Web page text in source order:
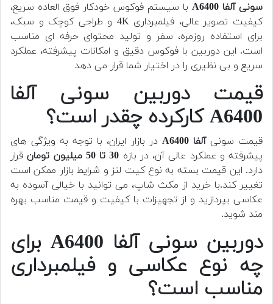
سونی آلفا A6400
با سیستم فوکوس خودکار فوق العاده سریع،
کیفیت تصویر عالی، فیلمبرداری 4K و طراحی کوچک و سبک،
برای استفاده روزمره، سفر و تولید محتوای حرفه ای مناسب
است. این دوربین با فوکوس دقیق و امکانات پیشرفته، عملکرد
سریع و بی نظیری را در اختیار شما قرار می دهد
قیمت دوربین سونی آلفا
A6400 کارکرده چقدر است؟
قیمت سونی آلفا A6400
در بازار ایران، با توجه به ویژگی های
پیشرفته و عملکرد عالی آن، در بازه 30 تا 50 میلیون تومان
قرار
دارد. این قیمت بسته به نوع کیت لنز و شرایط بازار ممکن است
تغییر کند.با خرید از مکث شاپ، می توانید با خیالی آسوده به
عکاسی بپردازید و از تجهیزات با کیفیت و قیمت مناسب بهره
مند شوید.
دوربین سونی آلفا A6400 برای
چه نوع عکاسی و فیلمبرداری
مناسب است؟